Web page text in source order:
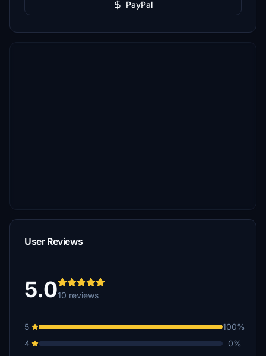
PayPal
User Reviews
5.010 reviews
5
100%
4
0%